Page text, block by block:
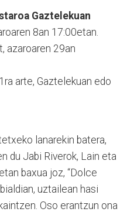
Gaztelekuan
8an 17:00etan.
azaroaren 29an
arte, Gaztelekuan edo
lanarekin batera,
du Jabi Riverok, Lain eta
baxua joz, “Dolce
uztailean hasi
Oso erantzun ona